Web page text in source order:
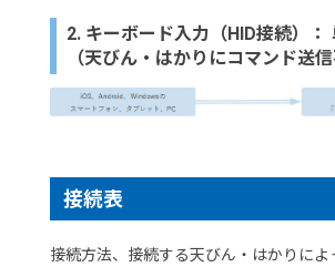
2. キーボード入力（HID接続）：
（天びん・はかりにコマンド送信
接続表
接続方法、接続する天びん・はかりによ